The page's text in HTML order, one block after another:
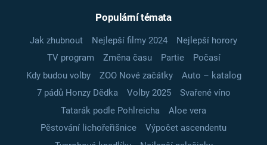
Populární témata
Jak zhubnout Nejlepší filmy 2024
Nejlepší horory
TV program
Změna času Partie
Počasí
Kdy budou volby
ZOO Nové začátky
Auto – katalog
7 pádů Honzy Dědka
Volby 2025
Svařené víno
Tatarák podle Pohlreicha
Aloe vera
Pěstování lichořeřišnice
Výpočet ascendentu